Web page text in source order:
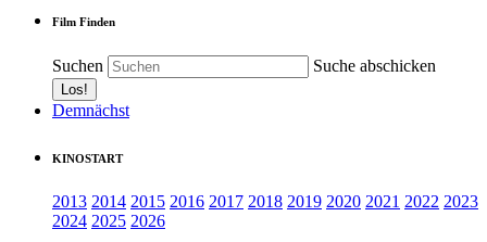
Film Finden
Suchen Suche abschicken
Demnächst
KINOSTART
2013 2014 2015 2016 2017 2018 2019 2020 2021 2022 2023
2024 2025 2026